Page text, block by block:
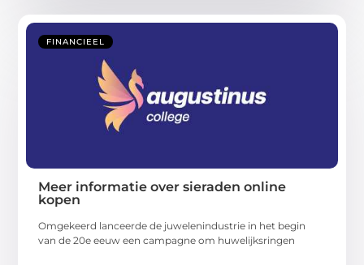
FINANCIEEL
Meer informatie over sieraden online
kopen
Omgekeerd lanceerde de juwelenindustrie in het begin
van de 20e eeuw een campagne om huwelijksringen